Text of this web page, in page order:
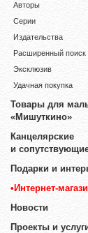
Авторы
Серии
Издательства
Расширенный поиск
Эксклюзив
Удачная покупка
Товары для
«Мишуткино»
Канцелярские
и
Подарки и
•Интернет-
Новости
Проекты и